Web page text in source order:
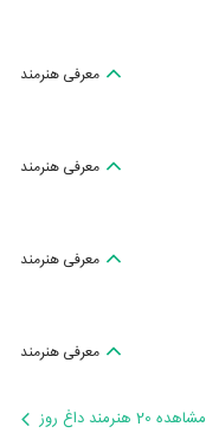
معرفی هنرمند
معرفی هنرمند
معرفی هنرمند
معرفی هنرمند
مشاهده 20 هنرمند داغ روز